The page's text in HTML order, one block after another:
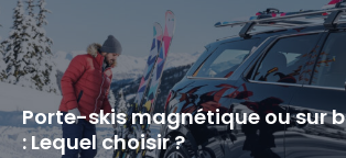
Porte-skis magnétique ou sur
: Lequel choisir ?